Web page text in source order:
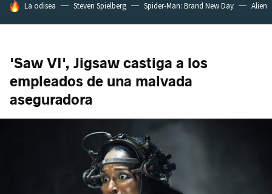
HOY SE HABLA DE
La odisea Steven Spielberg Spider-Man: Brand New Day Alien
'Saw VI', Jigsaw castiga a los
empleados de una malvada
aseguradora